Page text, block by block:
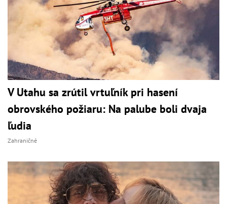
V Utahu sa zrútil vrtuľník pri hasení
obrovského požiaru: Na palube boli dvaja
ľudia
Zahraničné